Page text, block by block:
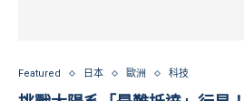
Featured 日本 歐洲 科技